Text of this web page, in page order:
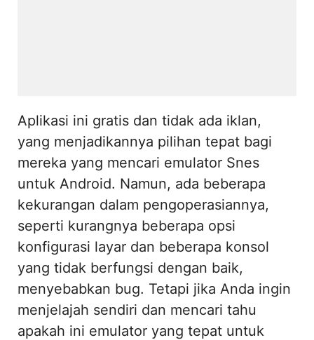
Aplikasi ini gratis dan tidak ada iklan,
yang menjadikannya pilihan tepat bagi
mereka yang mencari emulator Snes
untuk Android. Namun, ada beberapa
kekurangan dalam pengoperasiannya,
seperti kurangnya beberapa opsi
konfigurasi layar dan beberapa konsol
yang tidak berfungsi dengan baik,
menyebabkan bug. Tetapi jika Anda ingin
menjelajah sendiri dan mencari tahu
apakah ini emulator yang tepat untuk